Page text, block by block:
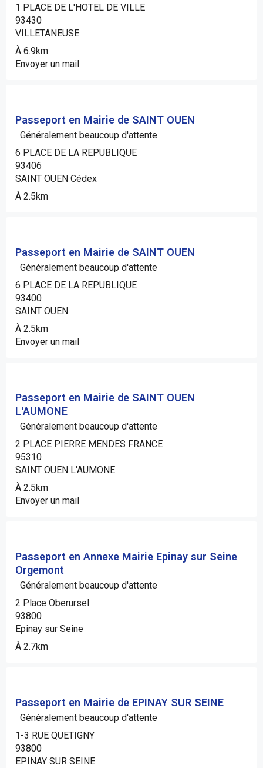
1 PLACE DE L'HOTEL DE VILLE
93430
VILLETANEUSE
À 6.9km
Envoyer un mail
Passeport en Mairie de SAINT OUEN
Généralement beaucoup d'attente
6 PLACE DE LA REPUBLIQUE
93406
SAINT OUEN Cédex
À 2.5km
Passeport en Mairie de SAINT OUEN
Généralement beaucoup d'attente
6 PLACE DE LA REPUBLIQUE
93400
SAINT OUEN
À 2.5km
Envoyer un mail
Passeport en Mairie de SAINT OUEN
L'AUMONE
Généralement beaucoup d'attente
2 PLACE PIERRE MENDES FRANCE
95310
SAINT OUEN L'AUMONE
À 2.5km
Envoyer un mail
Passeport en Annexe Mairie Epinay sur Seine
Orgemont
Généralement beaucoup d'attente
2 Place Oberursel
93800
Epinay sur Seine
À 2.7km
Passeport en Mairie de EPINAY SUR SEINE
Généralement beaucoup d'attente
1-3 RUE QUETIGNY
93800
EPINAY SUR SEINE